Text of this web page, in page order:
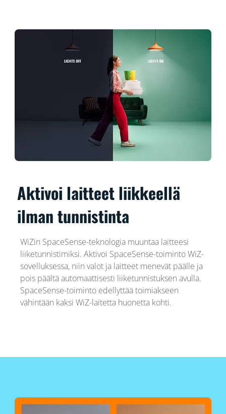
Aktivoi laitteet liikkeellä
ilman tunnistinta
WiZin SpaceSense-teknologia muuntaa laitteesi
liiketunnistimiksi. Aktivoi SpaceSense-toiminto WiZ-
sovelluksessa, niin valot ja laitteet menevät päälle ja
pois päältä automaattisesti liiketunnistuksen avulla.
SpaceSense-toiminto edellyttää toimiakseen
vähintään kaksi WiZ-laitetta huonetta kohti.